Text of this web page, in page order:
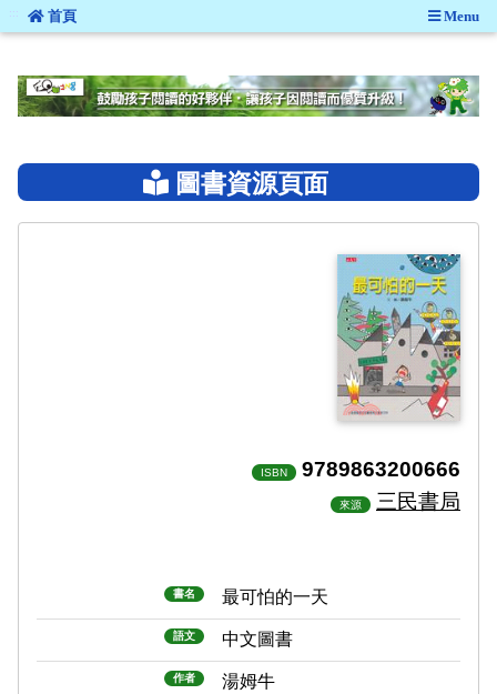
::: 首頁 Menu
圖書資源頁面
ISBN 9789863200666
來源 三民書局
書名 最可怕的一天
語文 中文圖書
作者 湯姆牛